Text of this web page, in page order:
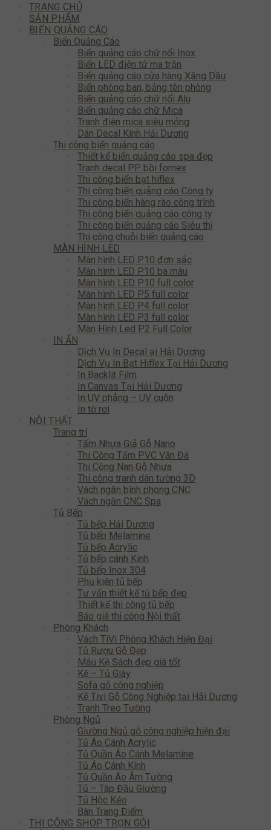
TRANG CHỦ
SẢN PHẨM
BIỂN QUẢNG CÁO
Biển Quảng Cáo
Biển quảng cáo chữ nổi Inox
Biển LED điện tử ma trận
Biển quảng cáo cửa hàng Xăng Dầu
Biển phòng ban, bảng tên phòng
Biển quảng cáo chữ nổi Alu
Biển quảng cáo chữ Mica
Tranh điện mica siêu mỏng
Dán Decal Kính Hải Dương
Thi công biển quảng cáo
Thiết kế biển quảng cáo spa đẹp
Tranh decal PP bồi fomex
Thi công biển bạt hiflex
Thi công biển quảng cáo Công ty
Thi công biển hàng rào công trình
Thi công biển quảng cáo công ty
Thi công biển quảng cáo Siêu thị
Thi công chuỗi biển quảng cáo
MÀN HÌNH LED
Màn hình LED P10 đơn sắc
Màn hình LED P10 ba màu
Màn hình LED P10 full color
Màn hình LED P5 full color
Màn hình LED P4 full color
Màn hình LED P3 full color
Màn Hình Led P2 Full Color
IN ẤN
Dịch Vụ In Decal ại Hải Dương
Dịch Vụ In Bạt Hiflex Tại Hải Dương
In Backlit Film
In Canvas Tại Hải Dương
In UV phẳng – UV cuộn
In tờ rơi
NỘI THẤT
Trang trí
Tấm Nhựa Giả Gỗ Nano
Thi Công Tấm PVC Vân Đá
Thi Công Nan Gỗ Nhựa
Thi công tranh dán tường 3D
Vách ngăn bình phong CNC
Vách ngăn CNC Spa
Tủ Bếp
Tủ bếp Hải Dương
Tủ bếp Melamine
Tủ bếp Acrylic
Tủ bếp cánh Kính
Tủ bếp Inox 304
Phụ kiện tủ bếp
Tư vấn thiết kế tủ bếp đẹp
Thiết kế thi công tủ bếp
Báo giá thi công Nội thất
Phòng Khách
Vách TiVi Phòng Khách Hiện Đại
Tủ Rượu Gỗ Đẹp
Mẫu Kệ Sách đẹp giá tốt
Kệ – Tủ Giày
Sofa gỗ công nghiệp
Kệ Tivi Gỗ Công Nghiệp tại Hải Dương
Tranh Treo Tường
Phòng Ngủ
Giường Ngủ gỗ công nghiệp hiện đại
Tủ Áo Cánh Acrylic
Tủ Quần Áo Cánh Melamine
Tủ Áo Cánh Kính
Tủ Quần Áo Âm Tường
Tủ – Táp Đầu Giường
Tủ Hộc Kéo
Bàn Trang Điểm
THI CÔNG SHOP TRỌN GÓI